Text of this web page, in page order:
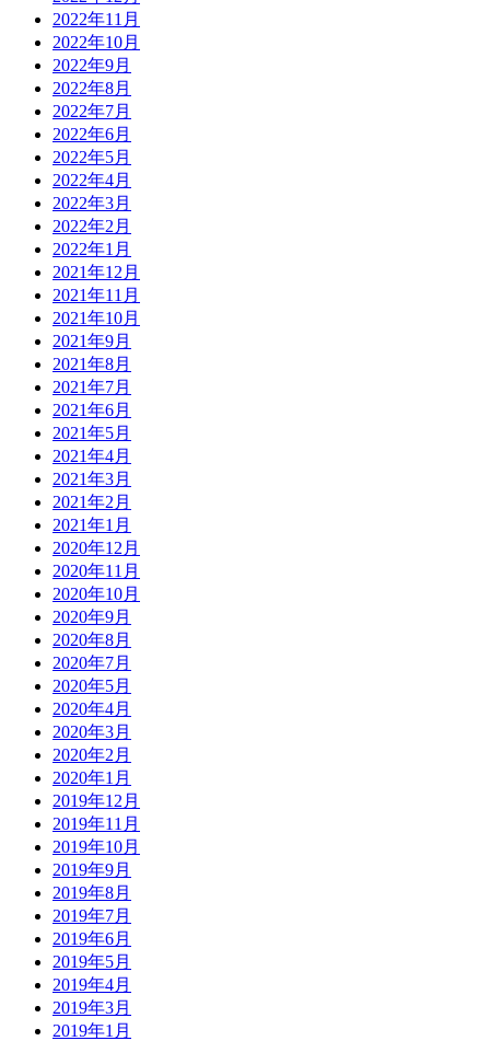
2022年11月
2022年10月
2022年9月
2022年8月
2022年7月
2022年6月
2022年5月
2022年4月
2022年3月
2022年2月
2022年1月
2021年12月
2021年11月
2021年10月
2021年9月
2021年8月
2021年7月
2021年6月
2021年5月
2021年4月
2021年3月
2021年2月
2021年1月
2020年12月
2020年11月
2020年10月
2020年9月
2020年8月
2020年7月
2020年5月
2020年4月
2020年3月
2020年2月
2020年1月
2019年12月
2019年11月
2019年10月
2019年9月
2019年8月
2019年7月
2019年6月
2019年5月
2019年4月
2019年3月
2019年1月